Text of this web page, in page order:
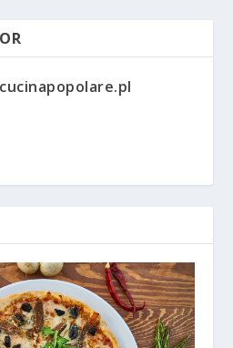
cucinapopolare.pl